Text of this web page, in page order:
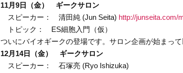
11月9日（金） ギークサロン
スピーカー： 清田純 (Jun Seita) http://junseita.com/
トピック： ES細胞入門（仮）
ついにバイオギークの登場です。サロン企画が始まって
12月14日（金） ギークサロン
スピーカー： 石塚亮 (Ryo Ishizuka)